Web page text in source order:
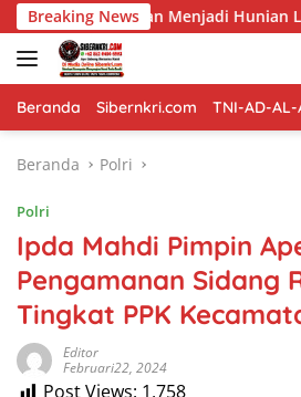
Langsung
ke
konten
Breaking News
Menjadi Hunian Layak dan Nyaman
Beranda Sibernkri.com TNI-AD-AL-
Beranda Polri
Polri
Ipda Mahdi Pimpin
Pengamanan Sidang
Tingkat PPK
Editor
Februari22, 2024
Post Views: 1,758